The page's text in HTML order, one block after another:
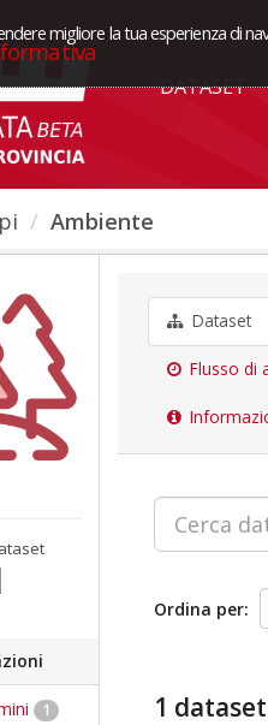
migliore la tua esperienza di
DATASET
Ambiente
1
Dataset
Flusso di
Ordina per
1